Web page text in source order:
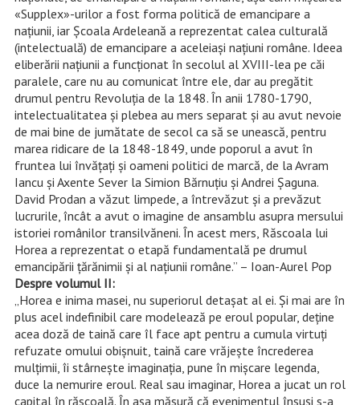
«Supplex»-urilor a fost forma politică de emancipare a
națiunii, iar Școala Ardeleană a reprezentat calea culturală
(intelectuală) de emancipare a aceleiași națiuni române. Ideea
eliberării națiunii a funcționat în secolul al XVIII-lea pe căi
paralele, care nu au comunicat între ele, dar au pregătit
drumul pentru Revoluția de la 1848. În anii 1780-1790,
intelectualitatea și plebea au mers separat și au avut nevoie
de mai bine de jumătate de secol ca să se unească, pentru
marea ridicare de la 1848-1849, unde poporul a avut în
fruntea lui învățați și oameni politici de marcă, de la Avram
Iancu și Axente Sever la Simion Bărnuțiu și Andrei Șaguna.
David Prodan a văzut limpede, a întrevăzut și a prevăzut
lucrurile, încât a avut o imagine de ansamblu asupra mersului
istoriei românilor transilvăneni. În acest mers, Răscoala lui
Horea a reprezentat o etapă fundamentală pe drumul
emancipării țărănimii și al națiunii române.” – Ioan-Aurel Pop
Despre volumul II:
„Horea e inima masei, nu superiorul detașat al ei. Și mai are în
plus acel indefinibil care modelează pe eroul popular, deține
acea doză de taină care îl face apt pentru a cumula virtuți
refuzate omului obișnuit, taină care vrăjește încrederea
mulțimii, îi stârnește imaginația, pune în mișcare legenda,
duce la nemurire eroul. Real sau imaginar, Horea a jucat un rol
capital în răscoală. În așa măsură că evenimentul însuși s-a